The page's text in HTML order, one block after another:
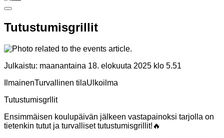
Tutustumisgrillit
Julkaistu: maanantaina 18. elokuuta 2025 klo 5.51
IlmainenTurvallinen tilaUlkoilma
Tutustumisgrllit
Ensimmäisen koulupäivän jälkeen vastapainoksi tarjolla on
tietenkin tutut ja turvalliset tutustumisgrillit!🔥